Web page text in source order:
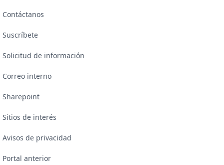
Contáctanos
Suscríbete
Solicitud de información
Correo interno
Sharepoint
Sitios de interés
Avisos de privacidad
Portal anterior